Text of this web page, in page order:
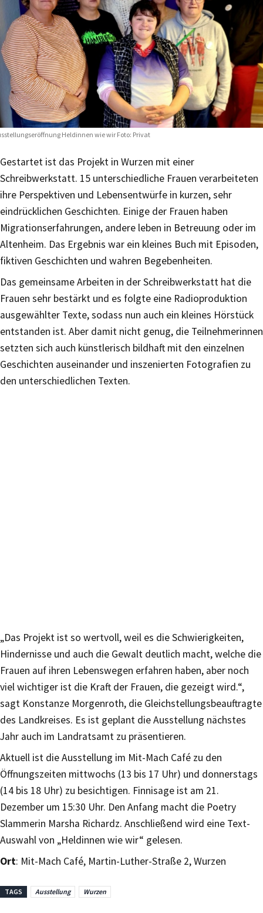
Heldinnen wie wir Foto: Privat
Gestartet ist das Projekt in Wurzen mit einer
Schreibwerkstatt. 15 unterschiedliche Frauen verarbeiteten
ihre Perspektiven und Lebensentwürfe in kurzen, sehr
eindrücklichen Geschichten. Einige der Frauen haben
Migrationserfahrungen, andere leben in Betreuung oder im
Altenheim. Das Ergebnis war ein kleines Buch mit Episoden,
fiktiven Geschichten und wahren Begebenheiten.
Das gemeinsame Arbeiten in der Schreibwerkstatt hat die
Frauen sehr bestärkt und es folgte eine Radioproduktion
ausgewählter Texte, sodass nun auch ein kleines Hörstück
entstanden ist. Aber damit nicht genug, die Teilnehmerinnen
setzten sich auch künstlerisch bildhaft mit den einzelnen
Geschichten auseinander und inszenierten Fotografien zu
den unterschiedlichen Texten.
„Das Projekt ist so wertvoll, weil es die Schwierigkeiten,
Hindernisse und auch die Gewalt deutlich macht, welche die
Frauen auf ihren Lebenswegen erfahren haben, aber noch
viel wichtiger ist die Kraft der Frauen, die gezeigt wird.“,
sagt Konstanze Morgenroth, die Gleichstellungsbeauftragte
des Landkreises. Es ist geplant die Ausstellung nächstes
Jahr auch im Landratsamt zu präsentieren.
Aktuell ist die Ausstellung im Mit-Mach Café zu den
Öffnungszeiten mittwochs (13 bis 17 Uhr) und donnerstags
(14 bis 18 Uhr) zu besichtigen. Finnisage ist am 21.
Dezember um 15:30 Uhr. Den Anfang macht die Poetry
Slammerin Marsha Richardz. Anschließend wird eine Text-
Auswahl von „Heldinnen wie wir“ gelesen.
Ort: Mit-Mach Café, Martin-Luther-Straße 2, Wurzen
TAGS Ausstellung Wurzen